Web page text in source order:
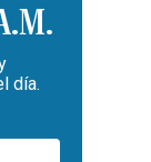
día.